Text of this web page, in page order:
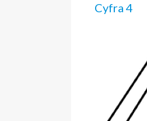
Cyfra 4